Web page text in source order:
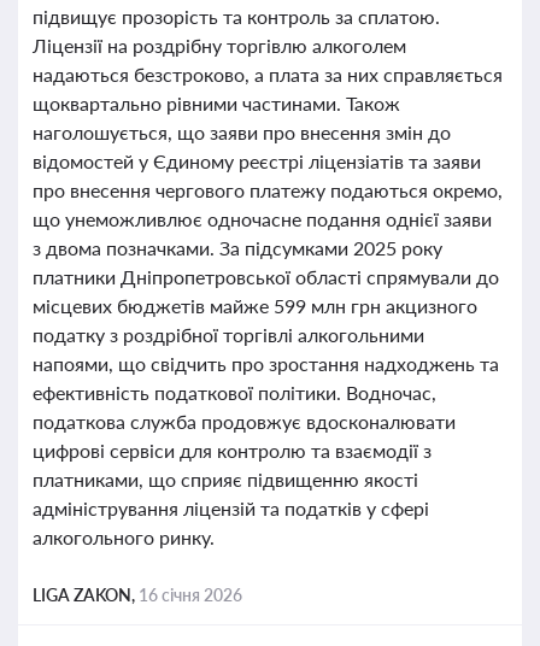
підвищує прозорість та контроль за сплатою.
Ліцензії на роздрібну торгівлю алкоголем
надаються безстроково, а плата за них справляється
щоквартально рівними частинами. Також
наголошується, що заяви про внесення змін до
відомостей у Єдиному реєстрі ліцензіатів та заяви
про внесення чергового платежу подаються окремо,
що унеможливлює одночасне подання однієї заяви
з двома позначками. За підсумками 2025 року
платники Дніпропетровської області спрямували до
місцевих бюджетів майже 599 млн грн акцизного
податку з роздрібної торгівлі алкогольними
напоями, що свідчить про зростання надходжень та
ефективність податкової політики. Водночас,
податкова служба продовжує вдосконалювати
цифрові сервіси для контролю та взаємодії з
платниками, що сприяє підвищенню якості
адміністрування ліцензій та податків у сфері
алкогольного ринку.
LIGA ZAKON, 16 січня 2026